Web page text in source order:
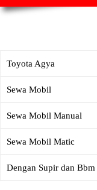
Toyota Agya
Sewa Mobil
Sewa Mobil Manual
Sewa Mobil Matic
Dengan Supir dan Bbm